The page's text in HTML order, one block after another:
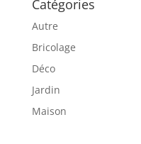
Catégories
Autre
Bricolage
Déco
Jardin
Maison